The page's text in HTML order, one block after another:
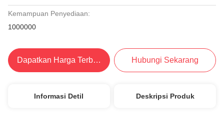
Kemampuan Penyediaan:
1000000
Dapatkan Harga Terbaik Hubungi Sekarang
Informasi Detil Deskripsi Produk